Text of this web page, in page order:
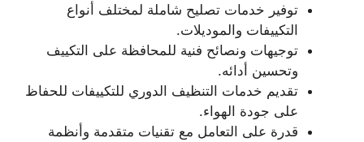
توفير خدمات تصليح شاملة لمختلف أنواع
التكييفات والموديلات.
توجيهات ونصائح فنية للمحافظة على التكييف
وتحسين أدائه.
تقديم خدمات التنظيف الدوري للتكييفات للحفاظ
على جودة الهواء.
قدرة على التعامل مع تقنيات متقدمة وأنظمة